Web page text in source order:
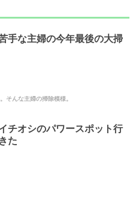
手な主婦の今年最後の大掃
そんな主婦の掃除模様。
チオシのパワースポット行
た